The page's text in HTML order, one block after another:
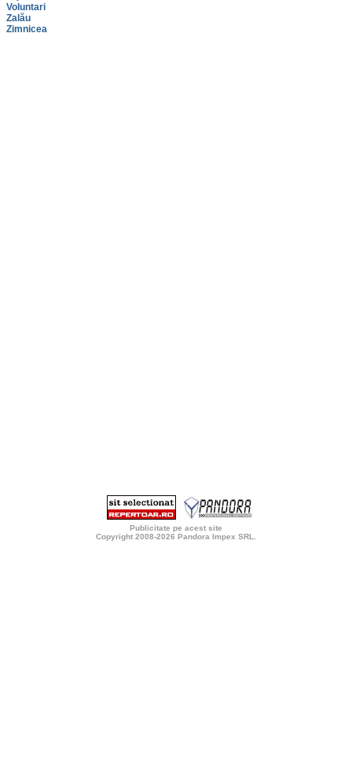
Voluntari
Zalău
Zimnicea
Publicitate pe acest site
Copyright 2008-2026 Pandora Impex SRL